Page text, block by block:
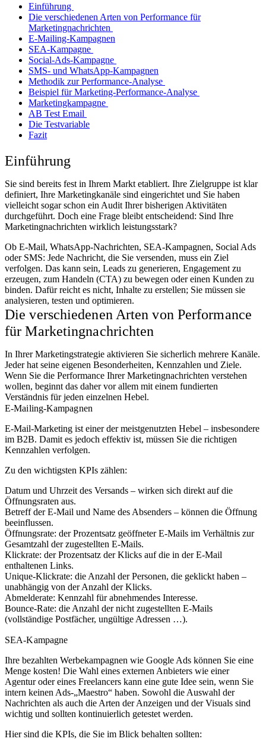
Einführung
Die verschiedenen Arten von Performance für
Marketingnachrichten
E-Mailing-Kampagnen
SEA-Kampagne
Social-Ads-Kampagne
SMS- und WhatsApp-Kampagnen
Methodik zur Performance-Analyse
Beispiel für Marketing-Performance-Analyse
Marketingkampagne
AB Test Email
Die Testvariable
Fazit
Einführung
Sie sind bereits fest in Ihrem Markt etabliert. Ihre Zielgruppe ist klar
definiert, Ihre Marketingkanäle sind eingerichtet und Sie haben
vielleicht sogar schon ein Audit Ihrer bisherigen Aktivitäten
durchgeführt. Doch eine Frage bleibt entscheidend: Sind Ihre
Marketingnachrichten wirklich leistungsstark?
Ob E-Mail, WhatsApp-Nachrichten, SEA-Kampagnen, Social Ads
oder SMS: Jede Nachricht, die Sie versenden, muss ein Ziel
verfolgen. Das kann sein, Leads zu generieren, Engagement zu
erzeugen, zum Handeln (CTA) zu bewegen oder einen Kunden zu
binden. Dafür reicht es nicht, Inhalte zu erstellen; Sie müssen sie
analysieren, testen und optimieren.
Die verschiedenen Arten von Performance
für Marketingnachrichten
In Ihrer Marketingstrategie aktivieren Sie sicherlich mehrere Kanäle.
Jeder hat seine eigenen Besonderheiten, Kennzahlen und Ziele.
Wenn Sie die Performance Ihrer Marketingnachrichten verstehen
wollen, beginnt das daher vor allem mit einem fundierten
Verständnis für jeden einzelnen Hebel.
E-Mailing-Kampagnen
E-Mail-Marketing ist einer der meistgenutzten Hebel – insbesondere
im B2B. Damit es jedoch effektiv ist, müssen Sie die richtigen
Kennzahlen verfolgen.
Zu den wichtigsten KPIs zählen:
Datum und Uhrzeit des Versands – wirken sich direkt auf die
Öffnungsraten aus.
Betreff der E-Mail und Name des Absenders – können die Öffnung
beeinflussen.
Öffnungsrate: der Prozentsatz geöffneter E-Mails im Verhältnis zur
Gesamtzahl der zugestellten E-Mails.
Klickrate: der Prozentsatz der Klicks auf die in der E-Mail
enthaltenen Links.
Unique-Klickrate: die Anzahl der Personen, die geklickt haben –
unabhängig von der Anzahl der Klicks.
Abmelderate: Kennzahl für abnehmendes Interesse.
Bounce-Rate: die Anzahl der nicht zugestellten E-Mails
(vollständige Postfächer, ungültige Adressen …).
SEA-Kampagne
Ihre bezahlten Werbekampagnen wie Google Ads können Sie eine
Menge kosten! Die Wahl eines externen Anbieters wie einer
Agentur oder eines Freelancers kann eine gute Idee sein, wenn Sie
intern keinen Ads-„Maestro“ haben. Sowohl die Auswahl der
Nachrichten als auch die Arten der Anzeigen und der Visuals sind
wichtig und sollten kontinuierlich getestet werden.
Hier sind die KPIs, die Sie im Blick behalten sollten: